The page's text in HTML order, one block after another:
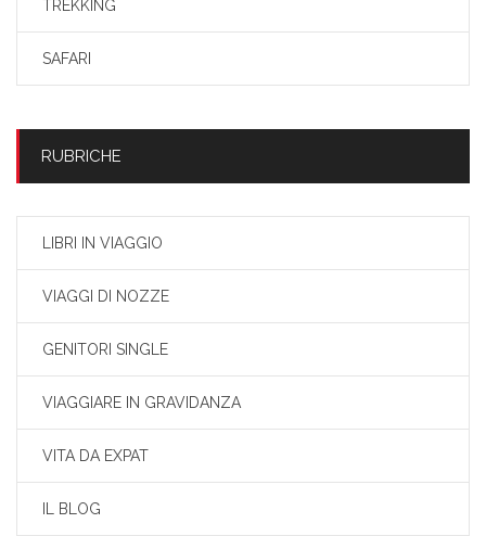
TREKKING
SAFARI
RUBRICHE
LIBRI IN VIAGGIO
VIAGGI DI NOZZE
GENITORI SINGLE
VIAGGIARE IN GRAVIDANZA
VITA DA EXPAT
IL BLOG